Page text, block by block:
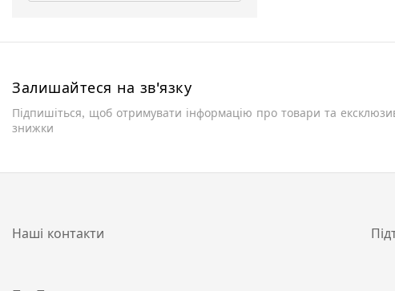
Залишайтеся на зв'язку
Підпишіться, щоб отримувати інформацію про товари та
знижки
Наші контакти